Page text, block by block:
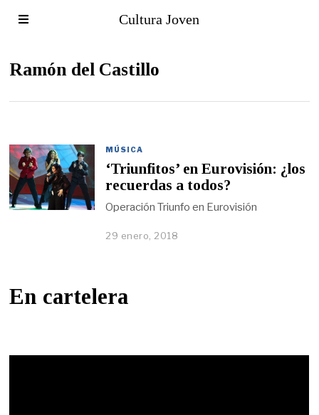
Cultura Joven
Ramón del Castillo
MÚSICA
‘Triunfitos’ en Eurovisión: ¿los
recuerdas a todos?
Operación Triunfo en Eurovisión
29 enero, 2018
En cartelera